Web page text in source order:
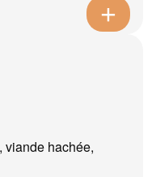
viande hachée,